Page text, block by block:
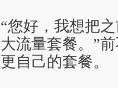
“您好，我想把
大流量套餐。”
更自己的套餐。